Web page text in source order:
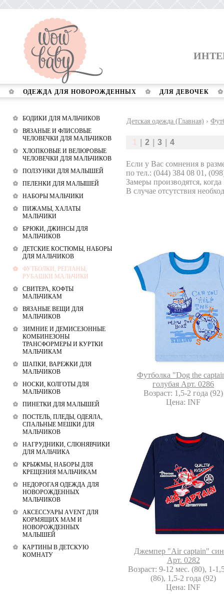
ОДЕЖДА ДЛЯ НОВОРОЖДЕННЫХ ДЛЯ ДЕВОЧЕК
Детская одежда (Главная) ›
1 2 3 4
Если у Вас сомнения в
по тел.: (044) 384 08 01,
Замеры производятся,
В случае отсутствия
Футболка "Dog the
голубая Арт. 0286
Возраст: 1,5-2 года (92)
Цена: INF
Джемпер "Air captain"
Арт. 0282
Возраст: 9-12 мес. (80), 1-
(86), 1,5-2 года (92)
Цена: INF
БОДИКИ ДЛЯ МАЛЬЧИКОВ
ВЯЗАНЫЕ И ФЛИСОВЫЕ
ЧЕЛОВЕЧКИ ДЛЯ МАЛЬЧИКОВ
ХЛОПКОВЫЕ И ВЕЛЮРОВЫЕ
ЧЕЛОВЕЧКИ ДЛЯ МАЛЬЧИКОВ
ПОЛЗУНКИ ДЛЯ МАЛЫШЕЙ
ПЕЛЕНКИ ДЛЯ МАЛЫШЕЙ
НАБОРЫ МАЛЬЧИКИ
ПИЖАМЫ, ХАЛАТЫ
МАЛЬЧИКИ
БРЮКИ, ДЖИНСЫ ДЛЯ
МАЛЬЧИКОВ
ДЕТСКИЕ КОСТЮМЫ, НАБОРЫ
ДЛЯ МАЛЬЧИКОВ
ФУТБОЛКИ, РЕГЛАНЫ,
РУБАШКИ МАЛЬЧИКИ
СВИТЕРА, КОФТЫ
МАЛЬЧИКАМ
ВЯЗАНЫЕ ВЕЩИ ДЛЯ
МАЛЬЧИКОВ
ЗИМНИЕ И ДЕМИСЕЗОННЫЕ
КОМБИНЕЗОНЫ
ТРАНСФОРМЕРЫ И КУРТКИ
МАЛЬЧИКАМ
ШАПКИ, ВАРЕЖКИ ДЛЯ
МАЛЬЧИКОВ
НОСКИ, КОЛГОТЫ ДЛЯ
МАЛЬЧИКОВ
ПИНЕТКИ ДЛЯ МАЛЫШЕЙ
ПОСТЕЛЬ, ПЛЕДЫ, ОДЕЯЛА,
СПАЛЬНЫЕ МЕШКИ ДЛЯ
МАЛЬЧИКОВ
НАГРУДНИКИ, СЛЮНЯВЧИКИ
ДЛЯ МАЛЬЧИКА
КРЫЖМЫ, НАБОРЫ ДЛЯ
КРЕЩЕНИЯ МАЛЬЧИКАМ
НЕДОРОГАЯ ОДЕЖДА ДЛЯ
НОВОРОЖДЕННЫХ
МАЛЬЧИКОВ
АКСЕССУАРЫ АVENT ДЛЯ
КОРМЯЩИХ МАМ И
НОВОРОЖДЕННЫХ
МАЛЫШЕЙ
КАРТИНЫ В ДЕТСКУЮ
КОМНАТУ